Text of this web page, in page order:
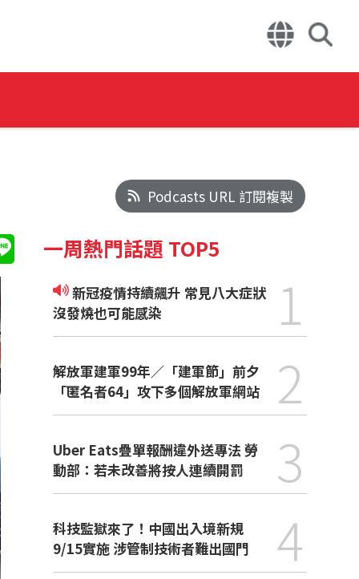
Podcasts URL 訂閱複製
一周熱門話題 TOP5
新冠疫情持續飆升 常見八大症狀
沒發燒也可能感染
1
解放軍建軍99年／「建軍節」前夕
「匿名者64」攻下多個解放軍網站
2
Uber Eats疊單報酬違外送專法 勞
動部：若未改善將按人連續開罰
3
科技監獄來了！中國出入境新規
9/15實施 涉管制技術者難出國門
4